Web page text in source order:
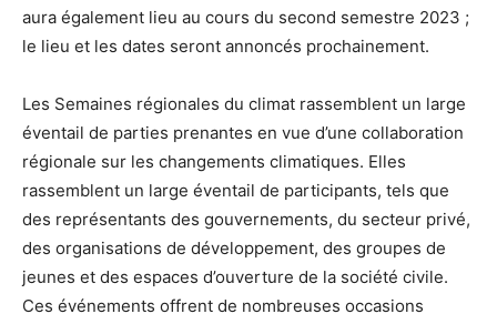
aura également lieu au cours du second semestre 2023 ;
le lieu et les dates seront annoncés prochainement.
Les Semaines régionales du climat rassemblent un large
éventail de parties prenantes en vue d’une collaboration
régionale sur les changements climatiques. Elles
rassemblent un large éventail de participants, tels que
des représentants des gouvernements, du secteur privé,
des organisations de développement, des groupes de
jeunes et des espaces d’ouverture de la société civile.
Ces événements offrent de nombreuses occasions